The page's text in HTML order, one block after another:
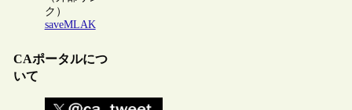
ク）
saveMLAK
CAポータルにつ
いて